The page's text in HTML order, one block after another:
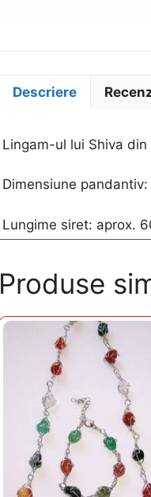
Descriere
Lingam-ul lui Shiva
Dimensiune
Lungime siret: aprox.
Produse